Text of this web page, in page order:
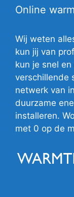
Online
Wij weten
kun jij van
kun je snel
verschillende
netwerk van
duurzame
installeren.
met 0 op de